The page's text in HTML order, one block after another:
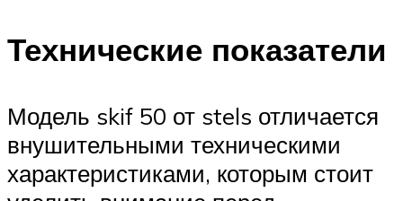
Технические показатели
Модель skif 50 от stels отличается
внушительными техническими
характеристиками, которым стоит